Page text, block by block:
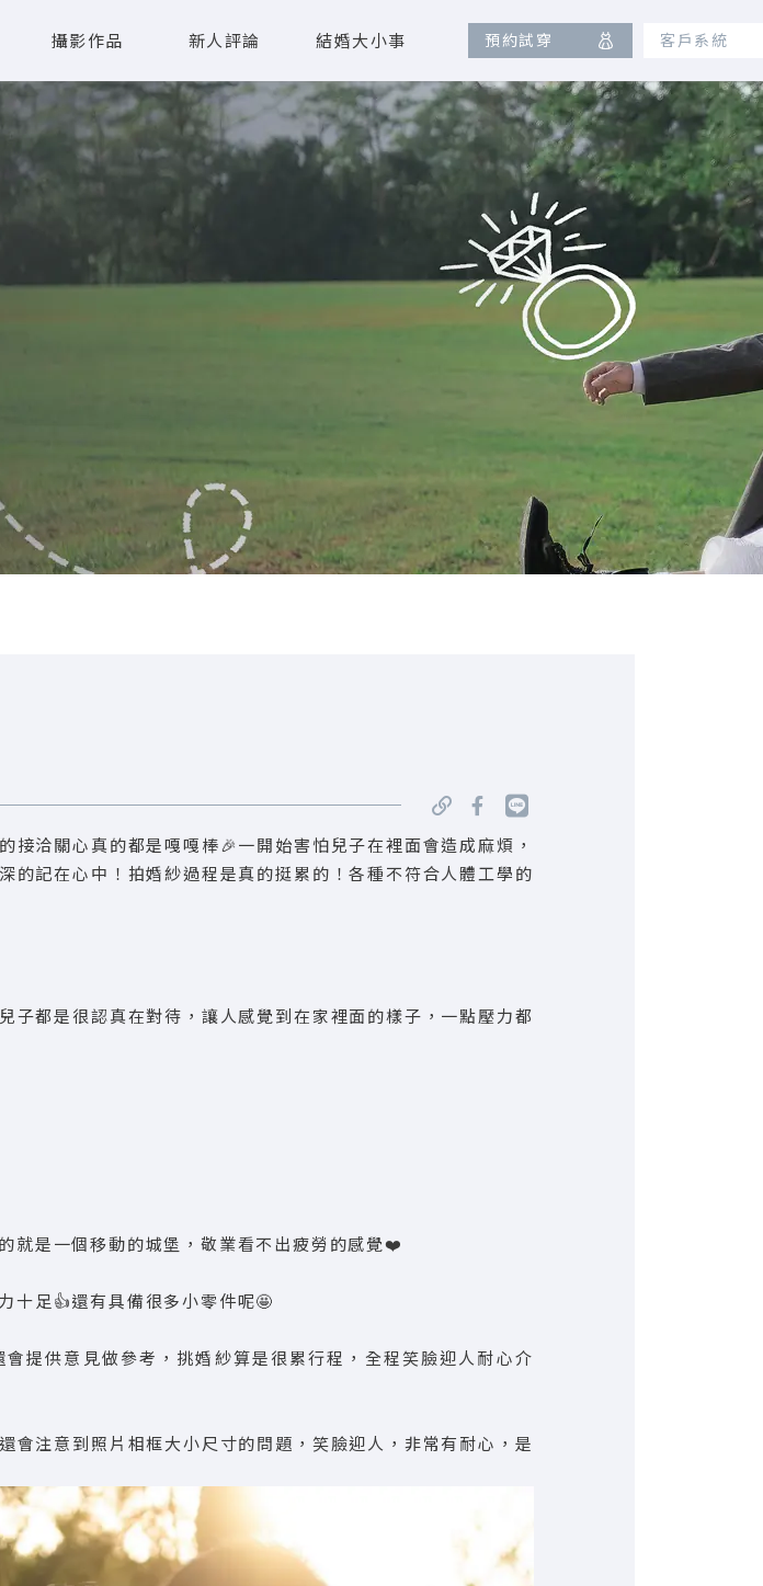
攝影作品 新人評論 結婚大小事 預約試穿 客戶系統
洽關心真的都是嘎嘎棒🎉一開始害怕兒子在裡面會造成麻煩，
的記在心中！拍婚紗過程是真的挺累的！各種不符合人體工學的
子都是很認真在對待，讓人感覺到在家裡面的樣子，一點壓力都
就是一個移動的城堡，敬業看不出疲勞的感覺❤️
十足👍還有具備很多小零件呢🤩
提供意見做參考，挑婚紗算是很累行程，全程笑臉迎人耐心介
會注意到照片相框大小尺寸的問題，笑臉迎人，非常有耐心，是